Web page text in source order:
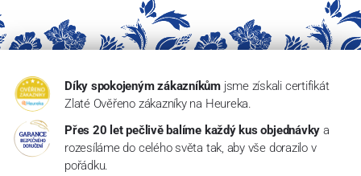
Díky spokojeným zákazníkům jsme získali certifikát
Zlaté Ověřeno zákazníky na Heureka.
Přes 20 let pečlivě balíme každý kus objednávky a
rozesíláme do celého světa tak, aby vše dorazilo v
pořádku.